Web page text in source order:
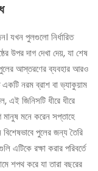
যখন পুলগুলো নির্ধারিত
উপর দাগ দেখা দেয়, যা শেষ
আস্তরণের ব্যবহার আরও
একটি নরম ব্রাশ বা ভ্যাকুয়াম
এই জিনিসটি ধীরে ধীরে
মানুষ মনে করেন সপ্তাহে
পুলের জন্য তৈরি
এটিকে রক্ষা করার পরিবর্তে
শপথ করে যা তারা বছরের